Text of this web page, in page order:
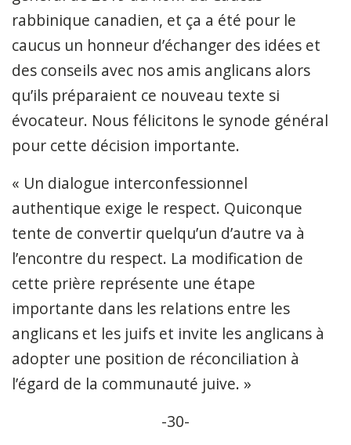
rabbinique canadien, et ça a été pour le
caucus un honneur d’échanger des idées et
des conseils avec nos amis anglicans alors
qu’ils préparaient ce nouveau texte si
évocateur. Nous félicitons le synode général
pour cette décision importante.
« Un dialogue interconfessionnel
authentique exige le respect. Quiconque
tente de convertir quelqu’un d’autre va à
l’encontre du respect. La modification de
cette prière représente une étape
importante dans les relations entre les
anglicans et les juifs et invite les anglicans à
adopter une position de réconciliation à
l’égard de la communauté juive. »
-30-